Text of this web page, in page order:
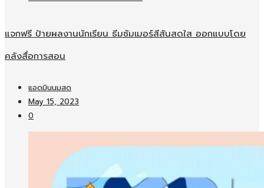
แจกฟรี ป้ายผลงานนักเรียน ธีมซัมเมอร์สีสันสดใส ออกแบบโดย
คลังสื่อการสอน
แอดมินนมสด
May 15, 2023
0